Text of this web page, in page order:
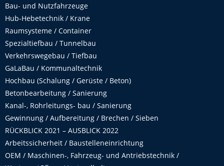
Bau- und Nutzfahrzeuge
Hub-Hebetechnik / Krane
Raumsysteme / Container
Spezialtiefbau / Tunnelbau
Verkehrswegebau / Tiefbau
GaLaBau / Kommunaltechnik
Hochbau (Schalung / Gerüste / Beton)
Betonbearbeitung / Sanierung
Kanal-, Rohrleitungs- bau / Sanierung
Gewinnung / Aufbereitung / Brechen / Sieben
RÜCKBLICK 2021 – AUSBLICK 2022
Arbeitssicherheit / Baustelleneinrichtung
OEM / Maschinen-, Fahrzeug- und Antriebstechnik /